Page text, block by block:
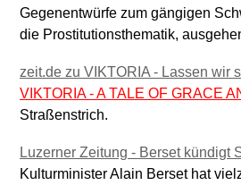
Gegenentwürfe zum gängigen
die Prostitutionsthematik,
zeit.de zu VIKTORIA - Lassen wir
VIKTORIA - A TALE OF GRACE
Straßenstrich.
Luzerner Zeitung - Berset kündigt
Kulturminister Alain Berset hat